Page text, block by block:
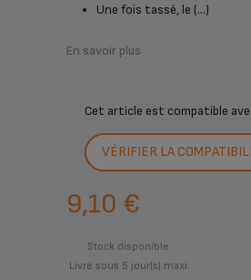
Une fois tassé, le (...)
En savoir plus
Cet article est compatible
VÉRIFIER LA
9,10 €
Stock disponible.
Livré sous 5 jour(s) maxi.